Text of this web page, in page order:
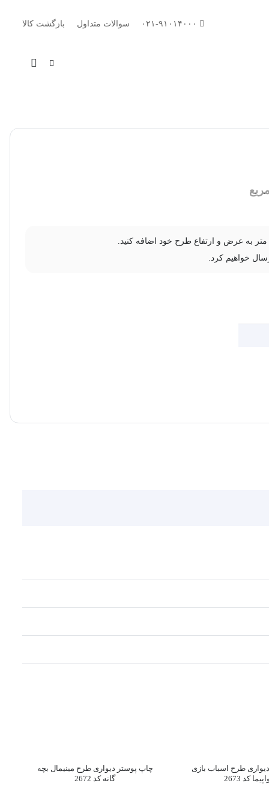
سوالات متداول بازگشت کالا
خواهیم کرد.
طرح اسباب بازی
کد 2673
چاپ پوستر دیواری طرح مینیمال بچه
گانه کد 2672